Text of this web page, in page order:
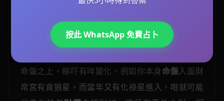
計好個盤之後，就進入 流年分析階段。
指你當年嘅整體運程，而流年運程就會細分到事
業、財運、健康、感情等各方面。紫微鬥數
命盤之上，睇吓有咩變化。例如你本身命盤入面財
帛宮有貪狼星，而當年又有化祿星進入，咁就可能
按此 WhatsApp 免費占卜